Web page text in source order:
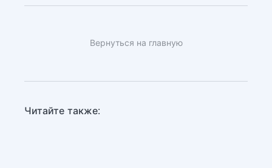
Вернуться на главную
Читайте также: